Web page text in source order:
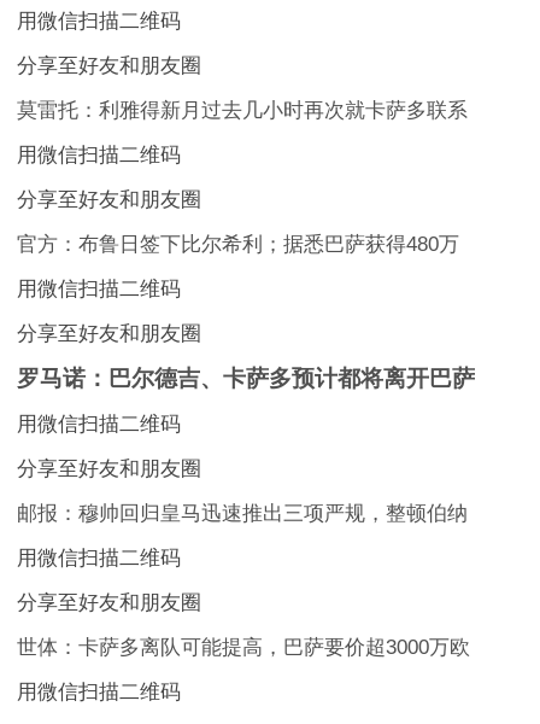
用微信扫描二维码
分享至好友和朋友圈
莫雷托：利雅得新月过去几小时再次就卡萨多联系
用微信扫描二维码
分享至好友和朋友圈
官方：布鲁日签下比尔希利；据悉巴萨获得480万
用微信扫描二维码
分享至好友和朋友圈
罗马诺：巴尔德吉、卡萨多预计都将离开巴萨
用微信扫描二维码
分享至好友和朋友圈
邮报：穆帅回归皇马迅速推出三项严规，整顿伯纳
用微信扫描二维码
分享至好友和朋友圈
世体：卡萨多离队可能提高，巴萨要价超3000万欧
用微信扫描二维码